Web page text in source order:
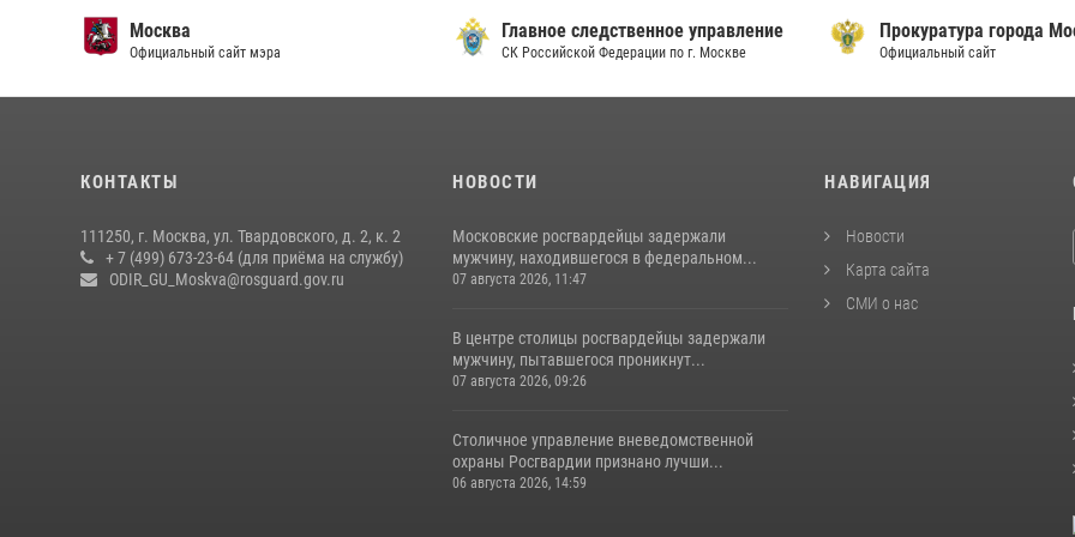
Москва
Официальный сайт мэра
Главное следственное управление
СК Российской Федерации по г. Москве
Прокуратура города
Официальный сайт
КОНТАКТЫ
111250, г. Москва, ул. Твардовского, д. 2, к. 2
+ 7 (499) 673-23-64 (для приёма на службу)
ODIR_GU_Moskva@rosguard.gov.ru
НОВОСТИ
Московские росгвардейцы задержали
мужчину, находившегося в федеральном...
07 августа 2026, 11:47
В центре столицы росгвардейцы задержали
мужчину, пытавшегося проникнут...
07 августа 2026, 09:26
Столичное управление вневедомственной
охраны Росгвардии признано лучши...
06 августа 2026, 14:59
НАВИГАЦИЯ
Новости
Карта сайта
СМИ о нас